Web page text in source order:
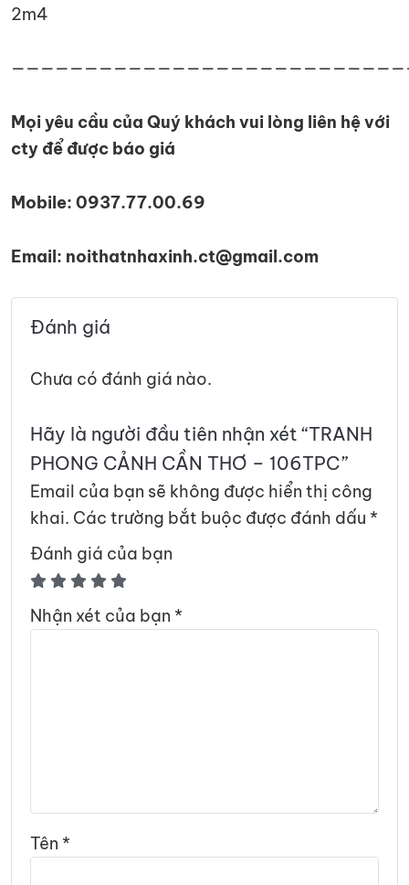
2m4
Mọi yêu cầu của Quý khách vui lòng liên hệ với
cty để được báo giá
Mobile: 0937.77.00.69
Email: noithatnhaxinh.ct@gmail.com
Đánh giá
Chưa có đánh giá nào.
Hãy là người đầu tiên nhận xét “TRANH
PHONG CẢNH CẦN THƠ – 106TPC”
Email của bạn sẽ không được hiển thị công
khai. Các trường bắt buộc được đánh dấu *
Đánh giá của bạn
Nhận xét của bạn *
Tên *